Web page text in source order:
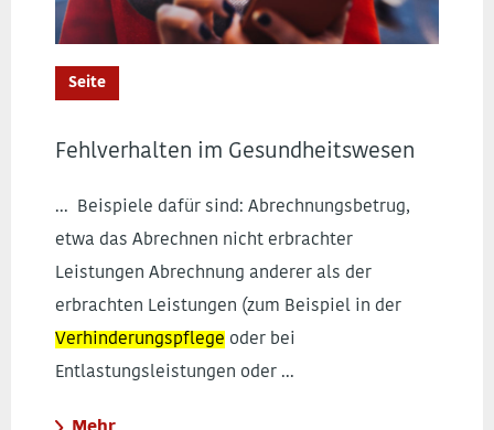
Seite
Fehlverhalten im Gesundheitswesen
... Beispiele dafür sind: Abrechnungsbetrug,
etwa das Abrechnen nicht erbrachter
Leistungen Abrechnung anderer als der
erbrachten Leistungen (zum Beispiel in der
Verhinderungspflege oder bei
Entlastungsleistungen oder ...